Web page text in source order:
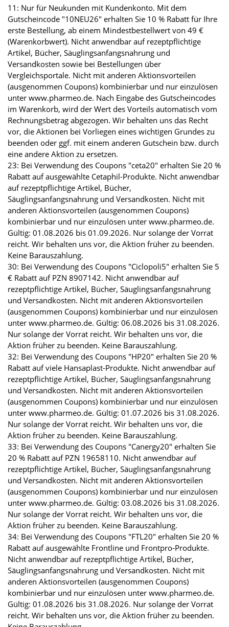
11: Nur für Neukunden mit Kundenkonto. Mit dem
Gutscheincode "10NEU26" erhalten Sie 10 % Rabatt für Ihre
erste Bestellung, ab einem Mindestbestellwert von 49 €
(Warenkorbwert). Nicht anwendbar auf rezeptpflichtige
Artikel, Bücher, Säuglingsanfangsnahrung und
Versandkosten sowie bei Bestellungen über
Vergleichsportale. Nicht mit anderen Aktionsvorteilen
(ausgenommen Coupons) kombinierbar und nur einzulösen
unter www.pharmeo.de. Nach Eingabe des Gutscheincodes
im Warenkorb, wird der Wert des Vorteils automatisch vom
Rechnungsbetrag abgezogen. Wir behalten uns das Recht
vor, die Aktionen bei Vorliegen eines wichtigen Grundes zu
beenden oder ggf. mit einem anderen Gutschein bzw. durch
eine andere Aktion zu ersetzen.
23: Bei Verwendung des Coupons "ceta20" erhalten Sie 20 %
Rabatt auf ausgewählte Cetaphil-Produkte. Nicht anwendbar
auf rezeptpflichtige Artikel, Bücher,
Säuglingsanfangsnahrung und Versandkosten. Nicht mit
anderen Aktionsvorteilen (ausgenommen Coupons)
kombinierbar und nur einzulösen unter www.pharmeo.de.
Gültig: 01.08.2026 bis 01.09.2026. Nur solange der Vorrat
reicht. Wir behalten uns vor, die Aktion früher zu beenden.
Keine Barauszahlung.
30: Bei Verwendung des Coupons "Ciclopoli5" erhalten Sie 5
€ Rabatt auf PZN 8907142. Nicht anwendbar auf
rezeptpflichtige Artikel, Bücher, Säuglingsanfangsnahrung
und Versandkosten. Nicht mit anderen Aktionsvorteilen
(ausgenommen Coupons) kombinierbar und nur einzulösen
unter www.pharmeo.de. Gültig: 06.08.2026 bis 31.08.2026.
Nur solange der Vorrat reicht. Wir behalten uns vor, die
Aktion früher zu beenden. Keine Barauszahlung.
32: Bei Verwendung des Coupons "HP20" erhalten Sie 20 %
Rabatt auf viele Hansaplast-Produkte. Nicht anwendbar auf
rezeptpflichtige Artikel, Bücher, Säuglingsanfangsnahrung
und Versandkosten. Nicht mit anderen Aktionsvorteilen
(ausgenommen Coupons) kombinierbar und nur einzulösen
unter www.pharmeo.de. Gültig: 01.07.2026 bis 31.08.2026.
Nur solange der Vorrat reicht. Wir behalten uns vor, die
Aktion früher zu beenden. Keine Barauszahlung.
33: Bei Verwendung des Coupons "Canergy20" erhalten Sie
20 % Rabatt auf PZN 19658110. Nicht anwendbar auf
rezeptpflichtige Artikel, Bücher, Säuglingsanfangsnahrung
und Versandkosten. Nicht mit anderen Aktionsvorteilen
(ausgenommen Coupons) kombinierbar und nur einzulösen
unter www.pharmeo.de. Gültig: 03.08.2026 bis 31.08.2026.
Nur solange der Vorrat reicht. Wir behalten uns vor, die
Aktion früher zu beenden. Keine Barauszahlung.
34: Bei Verwendung des Coupons "FTL20" erhalten Sie 20 %
Rabatt auf ausgewählte Frontline und Frontpro-Produkte.
Nicht anwendbar auf rezeptpflichtige Artikel, Bücher,
Säuglingsanfangsnahrung und Versandkosten. Nicht mit
anderen Aktionsvorteilen (ausgenommen Coupons)
kombinierbar und nur einzulösen unter www.pharmeo.de.
Gültig: 01.08.2026 bis 31.08.2026. Nur solange der Vorrat
reicht. Wir behalten uns vor, die Aktion früher zu beenden.